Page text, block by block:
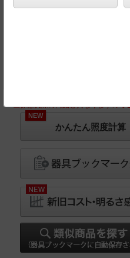
※画像は実際の商品と異なりますので
NEW
かんたん照度計算